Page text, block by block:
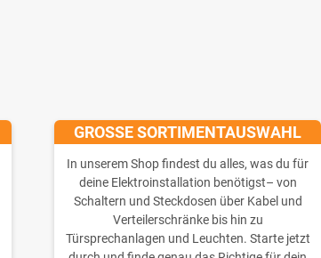
GROSSE SORTIMENTAUSWAHL
In unserem Shop findest du alles, was du für
deine Elektroinstallation benötigst– von
Schaltern und Steckdosen über Kabel und
Verteilerschränke bis hin zu
Türsprechanlagen und Leuchten. Starte jetzt